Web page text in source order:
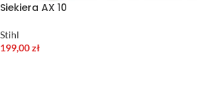
Siekiera AX 10
Stihl
199,00zł